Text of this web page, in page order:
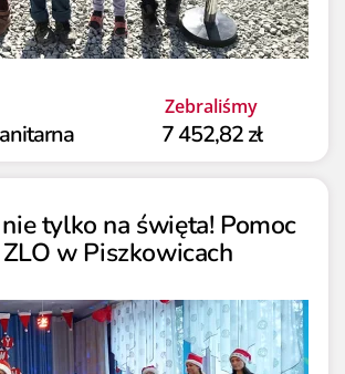
Zebraliśmy
7 452,82 zł
tylko na święta! Pomoc
w Piszkowicach